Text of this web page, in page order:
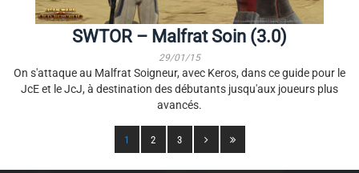
SWTOR – Malfrat Soin (3.0)
29/01/15
On s'attaque au Malfrat Soigneur, avec Keros, dans ce guide pour le
JcE et le JcJ, à destination des débutants jusqu'aux joueurs plus
avancés.
1 2 3